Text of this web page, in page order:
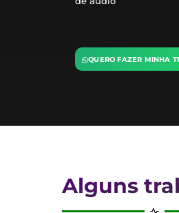
QUERO FAZER MINHA
Alguns